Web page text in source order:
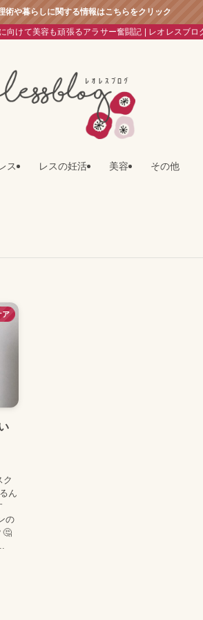
術や暮らしに関する情報はこちらをクリック
向けて美容も頑張るアラサー奮闘記 | レオレスブロ
ス レスの妊活 美容 その他
ア
ク
ん
の
🤔